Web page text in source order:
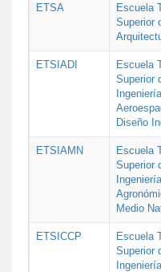
ETSA
Escuela
Superior
ETSIADI
Escuela
Superior
Ingeniería
Diseño
ETSIAMN
Escuela
Superior
Ingeniería
Medio
ETSICCP
Escuela
Superior